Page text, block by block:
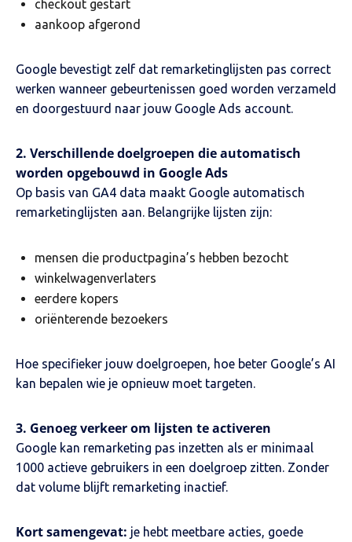
checkout gestart
aankoop afgerond
Google bevestigt zelf dat remarketinglijsten pas correct
werken wanneer gebeurtenissen goed worden verzameld
en doorgestuurd naar jouw Google Ads account.
2. Verschillende doelgroepen die automatisch
worden opgebouwd in Google Ads
Op basis van GA4 data maakt Google automatisch
remarketinglijsten aan. Belangrijke lijsten zijn:
mensen die productpagina’s hebben bezocht
winkelwagenverlaters
eerdere kopers
oriënterende bezoekers
Hoe specifieker jouw doelgroepen, hoe beter Google’s AI
kan bepalen wie je opnieuw moet targeten.
3. Genoeg verkeer om lijsten te activeren
Google kan remarketing pas inzetten als er minimaal
1000 actieve gebruikers in een doelgroep zitten. Zonder
dat volume blijft remarketing inactief.
Kort samengevat: je hebt meetbare acties, goede